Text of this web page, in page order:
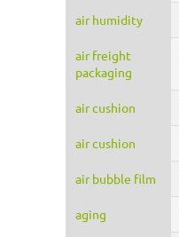
air humidity
air freight
packaging
air cushion
air cushion
air bubble film
aging